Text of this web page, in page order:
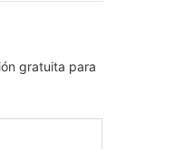
gratuita para